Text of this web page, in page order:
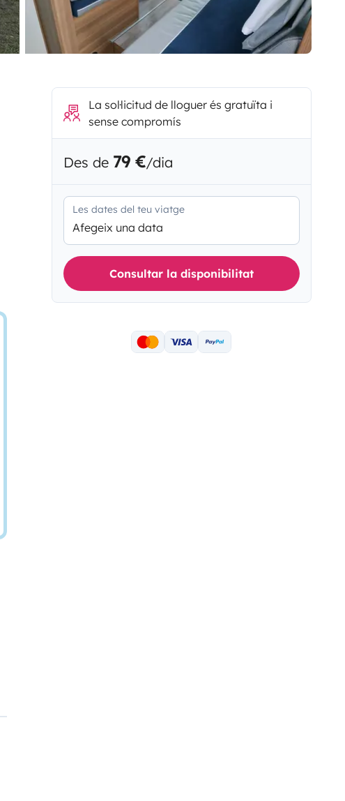
La sol·licitud de lloguer és gratuïta i
sense compromís
Des de 79 €/dia
Les dates del teu viatge
Afegeix una data
Consultar la disponibilitat